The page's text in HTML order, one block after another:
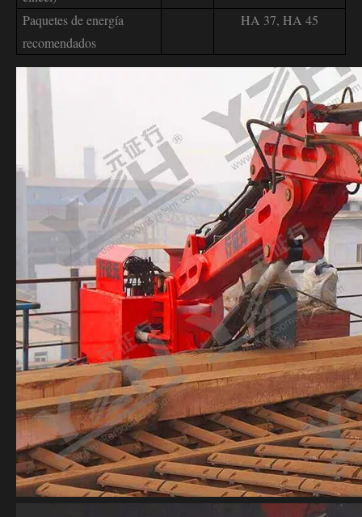
Paquetes de energía
recomendados
HA 37, HA 45